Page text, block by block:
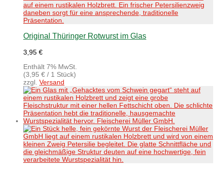
Original Thüringer Rotwurst im Glas
3,95 €
Enthält 7% MwSt.
(3,95 € / 1 Stück)
zzgl. Versand